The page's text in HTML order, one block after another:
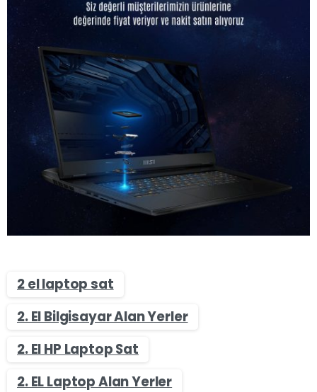
2 el laptop sat
2. El Bilgisayar Alan Yerler
2. El HP Laptop Sat
2. EL Laptop Alan Yerler